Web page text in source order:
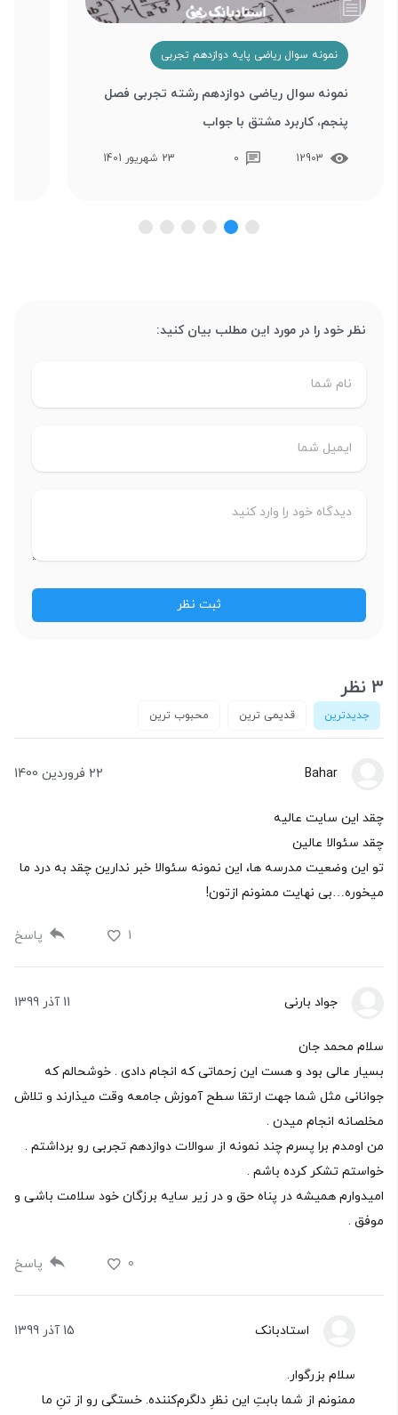
نمونه سوال ریاضی پایه دوازدهم تجربی
نمونه سوال ریاضی دوازدهم رشته تجربی فصل
پنجم، کاربرد مشتق با جواب
12903
0 23 شهریور 1401
نظر خود را در مورد این مطلب بیان کنید:
3 نظر
جدیدترین قدیمی ترین محبوب ترین
Bahar 22 فروردین 1400
چقد این سایت عالیه
چقد سئوالا عالین
تو این وضعیت مدرسه ها، این نمونه سئوالا خبر ندارین چقد به درد ما
میخوره…بی نهایت ممنونم ازتون!
1 پاسخ
جواد بارنی 11 آذر 1399
سلام محمد جان
بسیار عالی بود و هست این زحماتی که انجام دادی . خوشحالم که
جوانانی مثل شما جهت ارتقا سطح آموزش جامعه وقت میذارند و تلاش
مخلصانه انجام میدن .
من اومدم برا پسرم چند نمونه از سوالات دوازدهم تجربی رو برداشتم .
خواستم تشکر کرده باشم .
امیدوارم همیشه در پناه حق و در زیر سایه برزگان خود سلامت باشی و
موفق .
0 پاسخ
استادبانک 15 آذر 1399
سلام بزرگوار.
ممنونم از شما بابتِ این نظرِ دلگرم‌کننده. خستگی رو از تنِ ما